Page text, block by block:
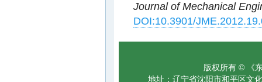
Journal of Mechanical
DOI:10.3901/